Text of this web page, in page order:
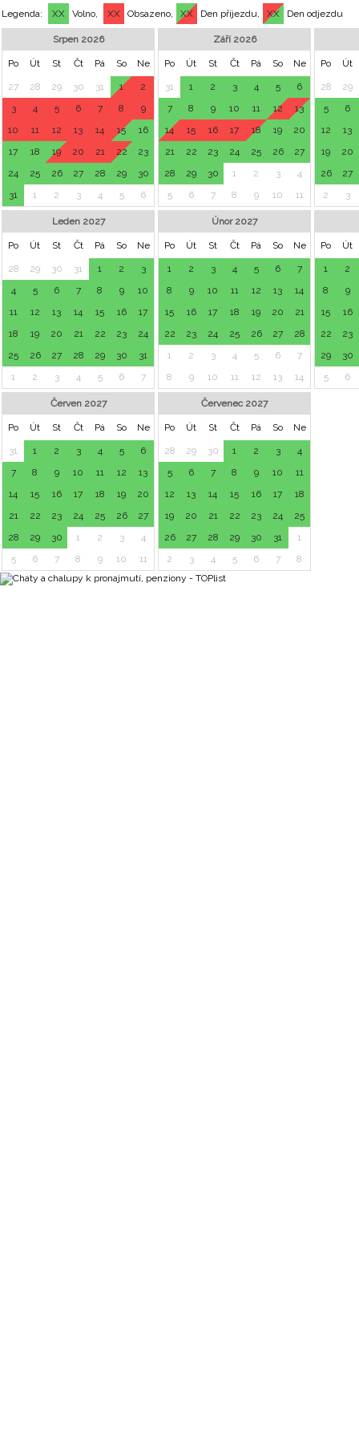
Legenda: XX Volno, XX Obsazeno, XX Den příjezdu, XX Den odjezdu
Srpen 2026
Po Út St Čt Pá So Ne
27 28 29 30 31 1
2
3
4 5 6 7 8
9
10
11 12 13 14 15
16
17
18 19 20 21 22
23
24
25 26 27 28 29
30
31
1 2 3 4 5 6
Září 2026
Po Út St Čt Pá So Ne
31 1 2 3 4 5
6
7
8 9 10 11 12
13
14
15 16 17 18 19
20
21
22 23 24 25 26
27
28
29 30 1 2 3
4
5
6 7 8 9 10 11
Po Út
28
29
5
6
12
13
19
20
26
27
2
3
Leden 2027
Po Út St Čt Pá So Ne
28 29 30 31 1 2
3
4
5 6 7 8 9
10
11
12 13 14 15 16
17
18
19 20 21 22 23
24
25
26 27 28 29 30
31
1
2 3 4 5 6 7
Únor 2027
Po Út St Čt Pá So Ne
1 2 3 4 5 6
7
8
9 10 11 12 13
14
15
16 17 18 19 20
21
22
23 24 25 26 27
28
1
2 3 4 5 6
7
8
9 10 11 12 13 14
Po Út
1
2
8
9
15
16
22
23
29
30
5
6
Červen 2027
Po Út St Čt Pá So Ne
31 1 2 3 4 5
6
7
8 9 10 11 12
13
14
15 16 17 18 19
20
21
22 23 24 25 26
27
28
29 30 1 2 3
4
5
6 7 8 9 10 11
Červenec 2027
Po Út St Čt Pá So Ne
28 29 30 1 2 3
4
5
6 7 8 9 10
11
12
13 14 15 16 17
18
19
20 21 22 23 24
25
26
27 28 29 30 31
1
2
3 4 5 6 7 8